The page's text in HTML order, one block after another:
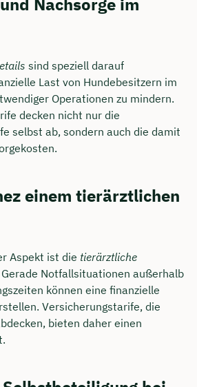
sind speziell darauf
Last von Hundebesitzern im
Operationen zu mindern.
decken nicht nur die
selbst ab, sondern auch die damit
einem tierärztlichen
Aspekt ist die tierärztliche
Notfallsituationen außerhalb
können eine finanzielle
Versicherungstarife, die
bieten daher einen